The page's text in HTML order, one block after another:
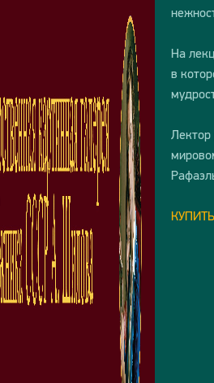
На
в
Лектор